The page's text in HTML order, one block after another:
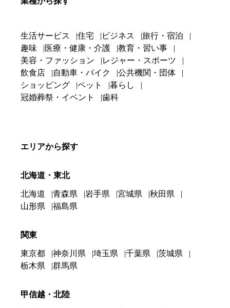
生活サービス 住宅 ビジネス
旅行・宿泊
趣味
医療・健康・介護
教育・習い事
美容・ファッション
レジャー・スポーツ
飲食店
自動車・バイク
公共機関・団体
ショッピング
ペット
暮らし
冠婚葬祭・イベント
歯科
エリアから探す
北海道・東北
北海道 青森県 岩手県 宮城県
秋田県
山形県
福島県
関東
東京都 神奈川県 埼玉県 千葉県
茨城県
栃木県
群馬県
甲信越・北陸